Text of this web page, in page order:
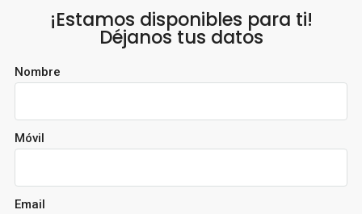
¡Estamos disponibles para ti!
Déjanos tus datos
Nombre
Móvil
Email